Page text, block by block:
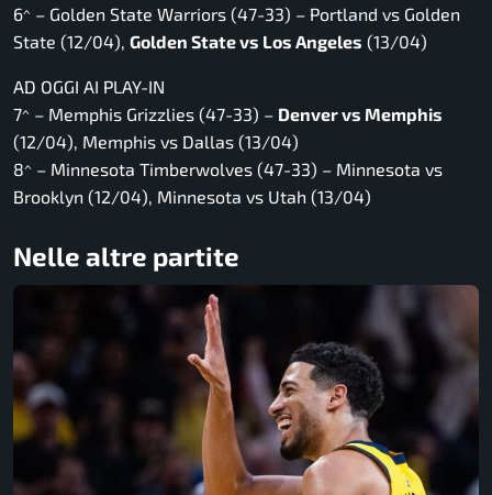
6^ – Golden State Warriors (47-33) – Portland vs Golden
State (12/04), Golden State vs Los Angeles (13/04)
AD OGGI AI PLAY-IN
7^ – Memphis Grizzlies (47-33) – Denver vs Memphis
(12/04), Memphis vs Dallas (13/04)
8^ – Minnesota Timberwolves (47-33) – Minnesota vs
Brooklyn (12/04), Minnesota vs Utah (13/04)
Nelle altre partite